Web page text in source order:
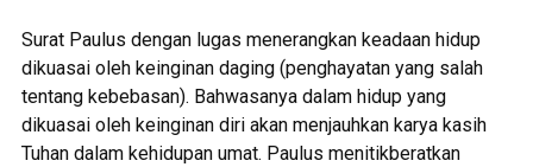
Surat Paulus dengan lugas menerangkan keadaan hidup
dikuasai oleh keinginan daging (penghayatan yang salah
tentang kebebasan). Bahwasanya dalam hidup yang
dikuasai oleh keinginan diri akan menjauhkan karya kasih
Tuhan dalam kehidupan umat. Paulus menitikberatkan